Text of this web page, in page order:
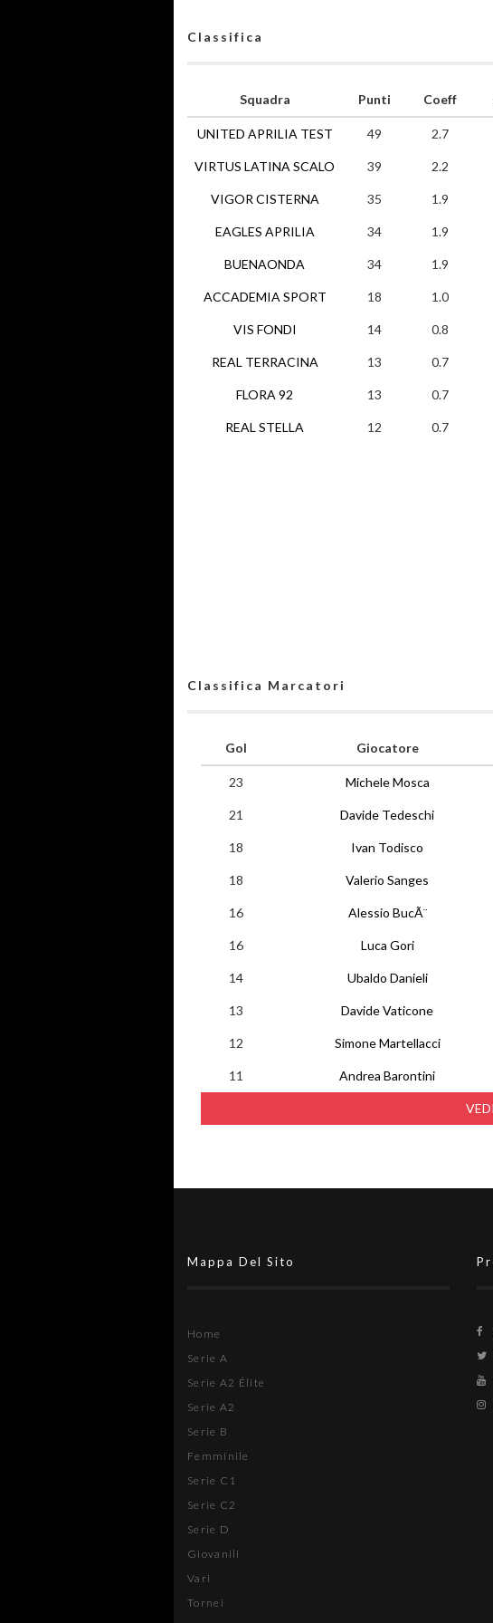
Classifica
Squadra
UNITED APRILIA TEST
VIRTUS LATINA SCALO
VIGOR CISTERNA
EAGLES APRILIA
BUENAONDA
ACCADEMIA SPORT
VIS FONDI
REAL TERRACINA
FLORA 92
REAL STELLA
Punti Coeff
49 2.7
39 2.2
35 1.9
34 1.9
34 1.9
18 1.0
14 0.8
13 0.7
13 0.7
12 0.7
Classifica Marcatori
Gol Giocatore
23 Michele Mosca
21 Davide Tedeschi
18 Ivan Todisco
18 Valerio Sanges
16 Alessio BucÃ¨
16 Luca Gori
14 Ubaldo Danieli
13 Davide Vaticone
12 Simone Martellacci
11 Andrea Barontini
Mappa Del Sito
Home
Serie A
Serie A2 Élite
Serie A2
Serie B
Femminile
Serie C1
Serie C2
Serie D
Giovanili
Vari
Tornei